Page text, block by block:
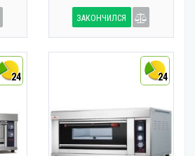
ЗАКОНЧИЛСЯ
24 24